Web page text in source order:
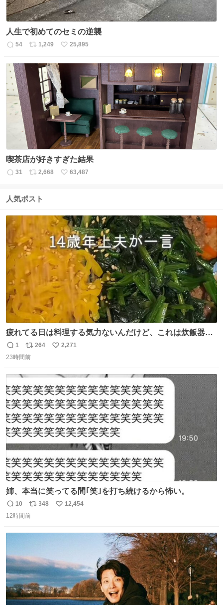
人生で初めてのセミの逆襲
返
数
54
リ
ス
数
1,249
い
数
25,895
喫茶店が好きすぎた結果
返
数
31
リ
ス
数
2,668
い
63,487
人気ポスト
疲れてる日は料理する気力ないんだけど、これは炊飯器に
おまかせするだけだから「これなら作れる！」ってなっ
た。
返
信
1
リ
ポ
数
264
い
2,271
23時間前
姉、本当に笑ってる間｢笑｣を打ち続けるから怖い。
返
信
10
リ
ポ
348
い
12,454
12時間前